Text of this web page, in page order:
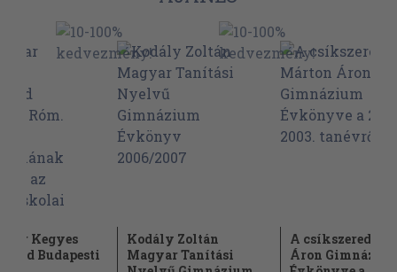
Kegyes
Budapesti
Kodály Zoltán
Magyar Tanítási
A csíkszeredai
Áron